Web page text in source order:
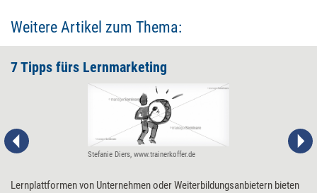
Weitere Artikel zum Thema:
7 Tipps fürs Lernmarketing
Stefanie Diers, www.trainerkoffer.de
Lernplattformen von Unternehmen oder Weiterbildungsanbietern bieten